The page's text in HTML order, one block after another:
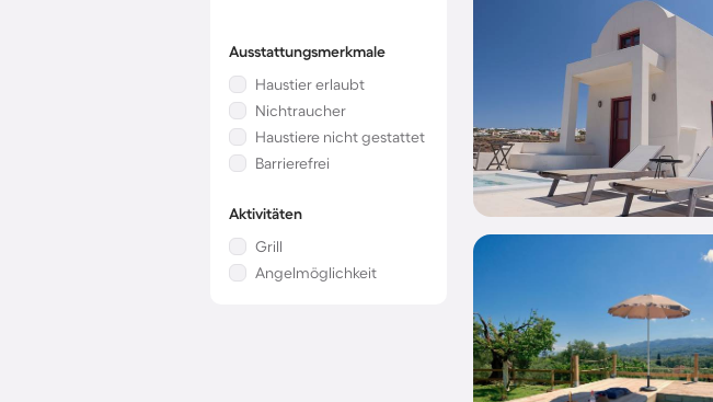
Ausstattungsmerkmale
Haustier erlaubt
Nichtraucher
Haustiere nicht gestattet
Barrierefrei
Aktivitäten
Grill
Angelmöglichkeit